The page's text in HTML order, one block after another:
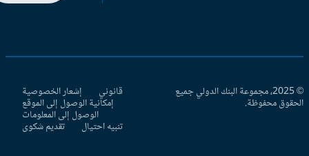
© 2025، مجموعة البنك الدولي جميع
محفوظة.
قانوني إشعار الخصوصية
إمكانية الوصول إلى الموقع
الوصول إلى المعلومات
تنبيه احتيال تقديم شكوى